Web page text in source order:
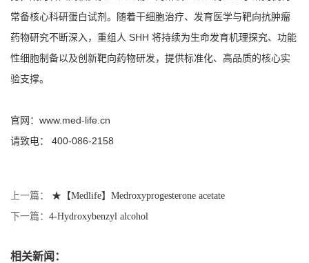
常备核心科研蛋白试剂。随着干细胞治疗、发育医学与靶向抗肿瘤
药物研究不断深入，重组人 SHH 将持续为生命发育机理探究、功能
性细胞制备以及创新靶向药物研发，提供标准化、高品质的核心实
验支撑。
官网：www.med-life.cn
请致电： 400-086-2158
上一篇：
★【Medlife】Medroxyprogesterone acetate
下一篇： 4-Hydroxybenzyl alcohol
相关新闻：